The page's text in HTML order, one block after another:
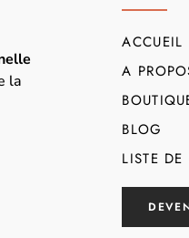
la
ACCUEIL
A
BLOG
LISTE